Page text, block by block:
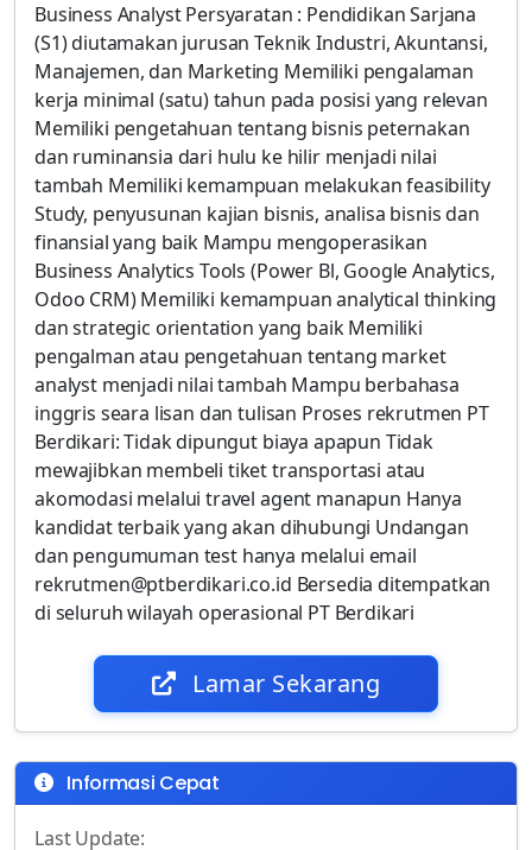
Business Analyst Persyaratan : Pendidikan Sarjana
(S1) diutamakan jurusan Teknik Industri, Akuntansi,
Manajemen, dan Marketing Memiliki pengalaman
kerja minimal (satu) tahun pada posisi yang relevan
Memiliki pengetahuan tentang bisnis peternakan
dan ruminansia dari hulu ke hilir menjadi nilai
tambah Memiliki kemampuan melakukan feasibility
Study, penyusunan kajian bisnis, analisa bisnis dan
finansial yang baik Mampu mengoperasikan
Business Analytics Tools (Power Bl, Google Analytics,
Odoo CRM) Memiliki kemampuan analytical thinking
dan strategic orientation yang baik Memiliki
pengalman atau pengetahuan tentang market
analyst menjadi nilai tambah Mampu berbahasa
inggris seara lisan dan tulisan Proses rekrutmen PT
Berdikari: Tidak dipungut biaya apapun Tidak
mewajibkan membeli tiket transportasi atau
akomodasi melalui travel agent manapun Hanya
kandidat terbaik yang akan dihubungi Undangan
dan pengumuman test hanya melalui email
rekrutmen@ptberdikari.co.id Bersedia ditempatkan
di seluruh wilayah operasional PT Berdikari
Lamar Sekarang
Informasi Cepat
Last Update: